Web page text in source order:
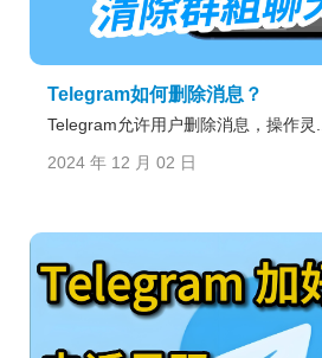
Telegram如何删除消息？
Telegram允许用户删除消息，操作灵...
2024 年 12 月 02 日